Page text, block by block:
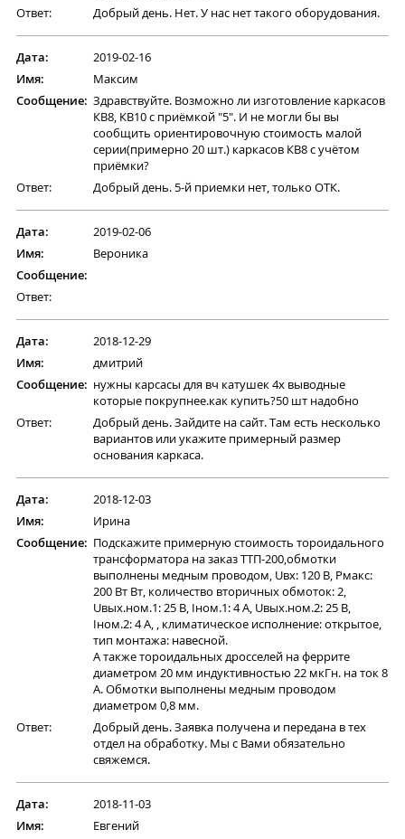
Ответ:
Добрый день. Нет. У нас нет такого оборудования.
Дата:
2019-02-16
Имя:
Максим
Сообщение: Здравствуйте. Возможно ли изготовление каркасов
КВ8, КВ10 с приёмкой "5". И не могли бы вы
сообщить ориентировочную стоимость малой
серии(примерно 20 шт.) каркасов КВ8 с учётом
приёмки?
Ответ:
Добрый день. 5-й приемки нет, только ОТК.
Дата:
2019-02-06
Имя:
Вероника
Сообщение:
Ответ:
Дата:
2018-12-29
Имя:
дмитрий
Сообщение: нужны карсасы для вч катушек 4х выводные
которые покрупнее.как купить?50 шт надобно
Ответ:
Добрый день. Зайдите на сайт. Там есть несколько
вариантов или укажите примерный размер
основания каркаса.
Дата:
2018-12-03
Имя:
Ирина
Сообщение: Подскажите примерную стоимость тороидального
трансформатора на заказ ТТП-200,обмотки
выполнены медным проводом, Uвх: 120 В, Pмакс:
200 Вт Вт, количество вторичных обмоток: 2,
Uвых.ном.1: 25 В, Iном.1: 4 А, Uвых.ном.2: 25 В,
Iном.2: 4 А, , климатическое исполнение: открытое,
тип монтажа: навесной.
А также тороидальных дросселей на феррите
диаметром 20 мм индуктивностью 22 мкГн. на ток 8
А. Обмотки выполнены медным проводом
диаметром 0,8 мм.
Ответ:
Добрый день. Заявка получена и передана в тех
отдел на обработку. Мы с Вами обязательно
свяжемся.
Дата:
2018-11-03
Имя:
Евгений